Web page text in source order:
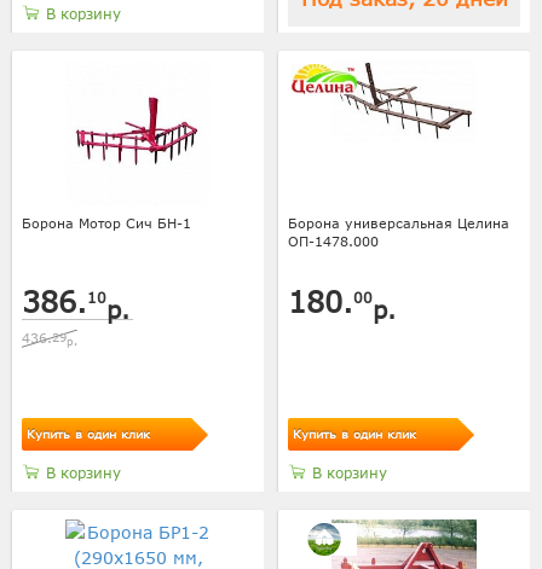
В корзину
Борона Мотор Сич БН-1
386. 10р.
436.29р.
Купить в один клик
В корзину
Борона универсальная Целина
ОП-1478.000
180.00р.
Купить в один клик
В корзину